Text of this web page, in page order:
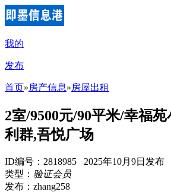
我的
发布
首页»房产信息»房屋出租
2室/9500元/90平米/幸福
利群,吾悦广场
ID编号：2818985 2025年10月9日发布
类型： 验证会员
发布：zhang258